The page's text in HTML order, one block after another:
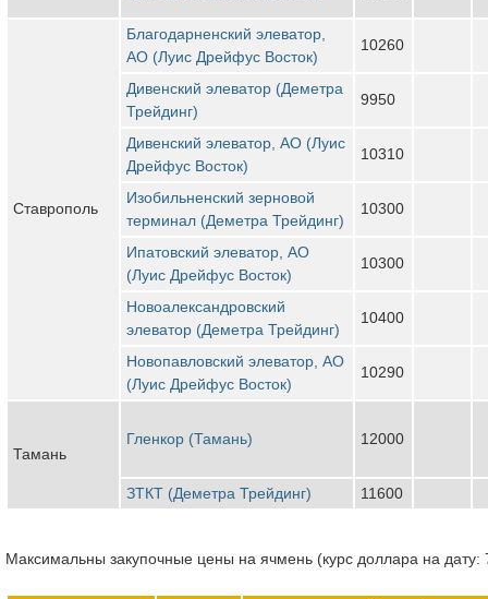
Ставрополь
Благодарненский элеватор,
АО (Луис Дрейфус Восток)
10260
Дивенский элеватор (Деметра
Трейдинг)
9950
Дивенский элеватор, АО (Луис
Дрейфус Восток)
10310
Изобильненский зерновой
терминал (Деметра Трейдинг)
10300
Ипатовский элеватор, АО
(Луис Дрейфус Восток)
10300
Новоалександровский
элеватор (Деметра Трейдинг)
10400
Новопавловский элеватор, АО
(Луис Дрейфус Восток)
10290
Тамань
Гленкор (Тамань) 12000
ЗТКТ (Деметра Трейдинг) 11600
Максимальны закупочные цены на ячмень (курс доллара на дату: